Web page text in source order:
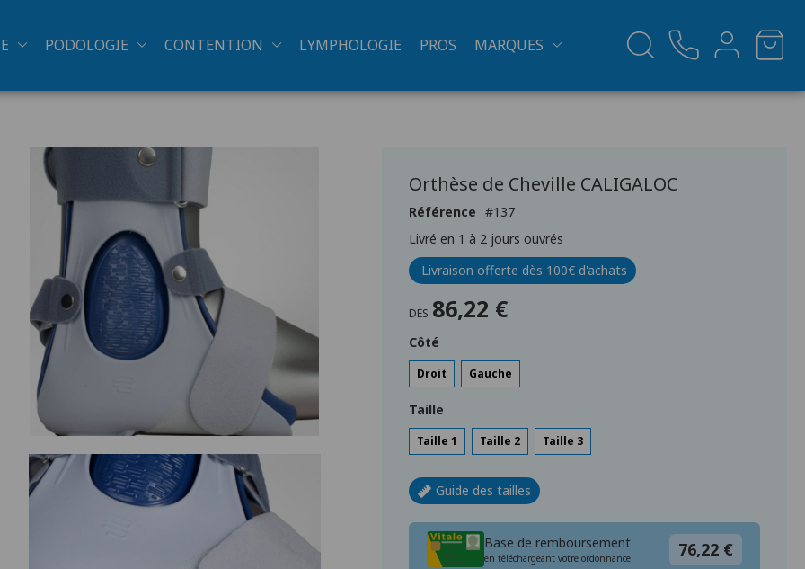
PODOLOGIE CONTENTION LYMPHOLOGIE PROS MARQUES
Orthèse de Cheville CALIGALOC
Référence
137
Livré en 1 à 2 jours ouvrés
Livraison offerte dès 100€ d'achats
DÈS 86,22 €
Côté
Droit Gauche
Taille
Taille 1 Taille 2 Taille 3
Guide des tailles
Base de remboursement
en téléchargeant votre ordonnance 76,22 €